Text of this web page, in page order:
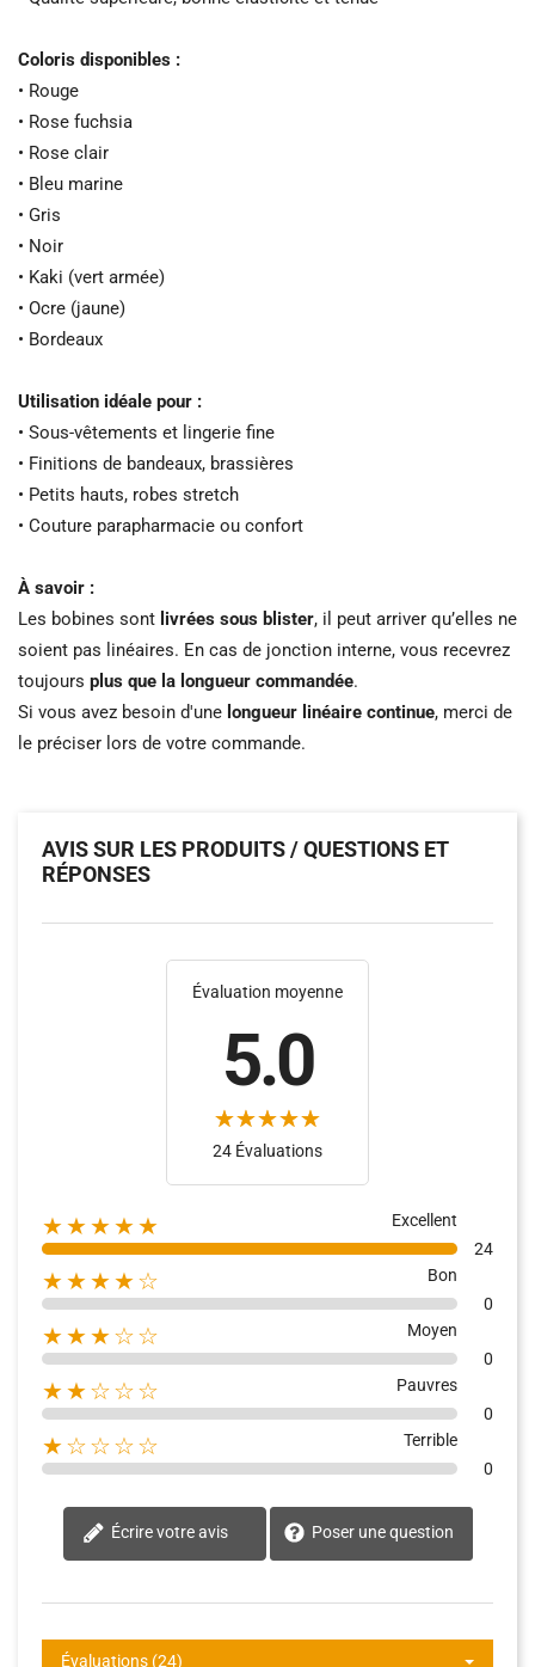
Coloris disponibles :
• Rouge
• Rose fuchsia
• Rose clair
• Bleu marine
• Gris
• Noir
• Kaki (vert armée)
• Ocre (jaune)
• Bordeaux
Utilisation idéale pour :
• Sous-vêtements et lingerie fine
• Finitions de bandeaux, brassières
• Petits hauts, robes stretch
• Couture parapharmacie ou confort
À savoir :
Les bobines sont livrées sous blister, il peut arriver qu’elles ne
soient pas linéaires. En cas de jonction interne, vous recevrez
toujours plus que la longueur commandée.
Si vous avez besoin d'une longueur linéaire continue, merci de
le préciser lors de votre commande.
AVIS SUR LES PRODUITS / QUESTIONS ET
RÉPONSES
Évaluation moyenne
5.0
24 Évaluations
★★★★★
Excellent
24
★★★★☆
Bon
0
★★★☆☆
Moyen
0
★★☆☆☆
Pauvres
0
★☆☆☆☆
Terrible
0
Écrire votre avis Poser une question
Évaluations (24)